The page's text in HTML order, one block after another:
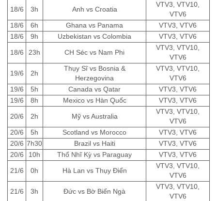
18/6 3h Anh vs Croatia
VTV3, VTV10,
VTV6
18/6
6h Ghana vs Panama
VTV3, VTV6
18/6
9h Uzbekistan vs Colombia VTV3, VTV6
18/6 23h CH Séc vs Nam Phi
VTV3, VTV10,
VTV6
19/6 2h
Thụy Sĩ vs Bosnia &
Herzegovina
VTV3, VTV10,
VTV6
19/6
5h Canada vs Qatar
VTV3, VTV6
19/6
8h Mexico vs Hàn Quốc VTV3, VTV6
20/6 2h Mỹ vs Australia
VTV3, VTV10,
VTV6
20/6
5h Scotland vs Morocco
VTV3, VTV6
20/6 7h30 Brazil vs Haiti
VTV3, VTV6
20/6
10h Thổ Nhĩ Kỳ vs Paraguay VTV3, VTV6
21/6 0h Hà Lan vs Thụy Điển
VTV3, VTV10,
VTV6
21/6 3h Đức vs Bờ Biển Ngà
VTV3, VTV10,
VTV6